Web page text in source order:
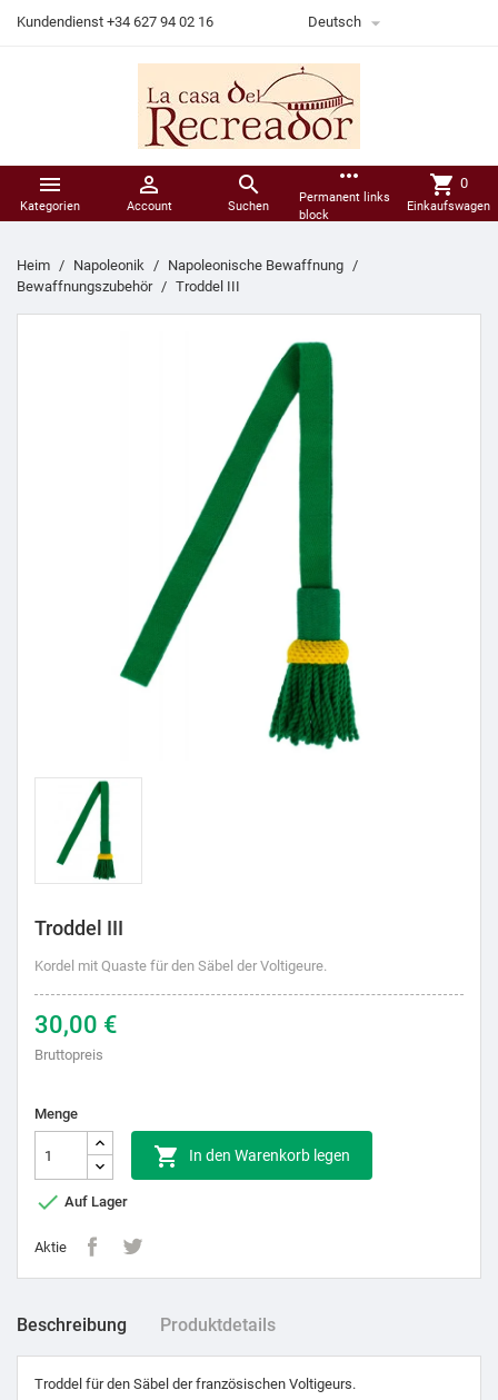
Kundendienst +34 627 94 02 16 Deutsch 

Kategorien

Account

Suchen
more_horiz
Permanent links
block
shopping_cart 0
Einkaufswagen
Heim Napoleonik
Napoleonische Bewaffnung
Bewaffnungszubehör
Troddel III
Troddel III
Kordel mit Quaste für den Säbel der Voltigeure.
30,00 €
Bruttopreis
Menge
 In den Warenkorb legen
 Auf Lager
Aktie
Beschreibung Produktdetails
Troddel für den Säbel der französischen Voltigeurs.